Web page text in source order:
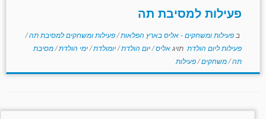
פעילות למסיבת תה
ב פעילות ומשחקים - אליס בארץ הפלאות/פעילות ומשחקים למסיבת תה/
פעילות ליום הולדת תויגאליס/יום הולדת/יומולדת/ימי הולדת/מסיבת
תה/משחקים/פעילות